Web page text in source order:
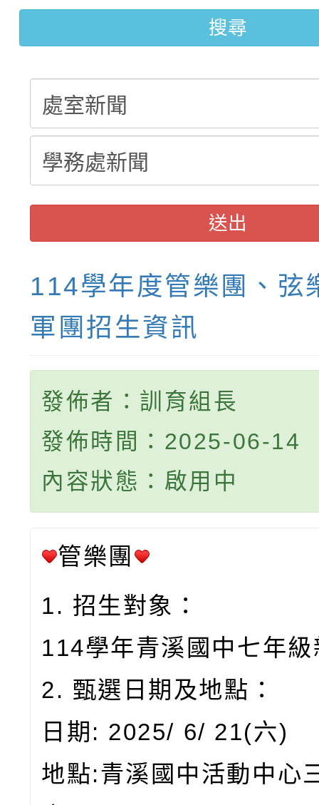
賽實施要點
動辦法」
搜尋
送出
114學年度管樂團、弦
軍團招生資訊
發佈者：訓育組長
發佈時間：2025-06-14
內容狀態：啟用中
管樂團
1. 招生對象：
114學年青溪國中七年級
2. 甄選日期及地點：
日期: 2025/ 6/ 21(六)
地點:青溪國中活動中心